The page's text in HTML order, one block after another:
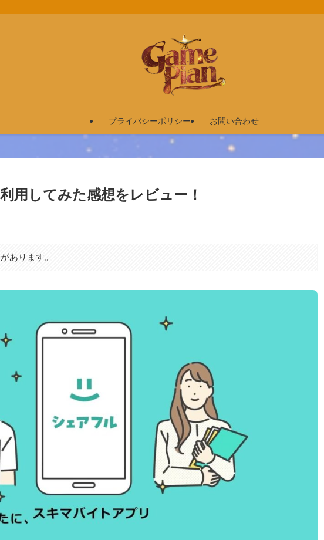
プライバシーポリシー お問い合わせ
用してみた感想をレビュー！
あります。